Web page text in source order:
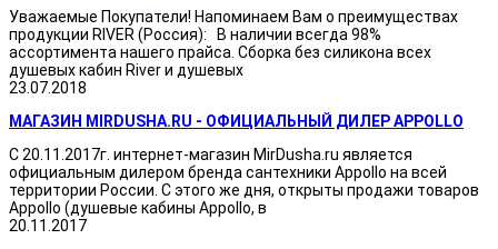
Уважаемые Покупатели! Напоминаем Вам о преимуществах
продукции RIVER (Россия): В наличии всегда 98%
ассортимента нашего прайса. Сборка без силикона всех
душевых кабин River и душевых
23.07.2018
МАГАЗИН MIRDUSHA.RU - ОФИЦИАЛЬНЫЙ ДИЛЕР APPOLLO
С 20.11.2017г. интернет-магазин MirDusha.ru является
официальным дилером бренда сантехники Appollo на всей
территории России. С этого же дня, открыты продажи товаров
Appollo (душевые кабины Appollo, в
20.11.2017